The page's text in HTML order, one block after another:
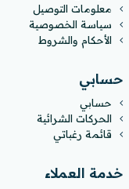
معلومات التوصيل
سياسة الخصوصية
الأحكام والشروط
حسابي
حسابي
الحركات الشرائية
قائمة رغباتي
خدمة العملاء